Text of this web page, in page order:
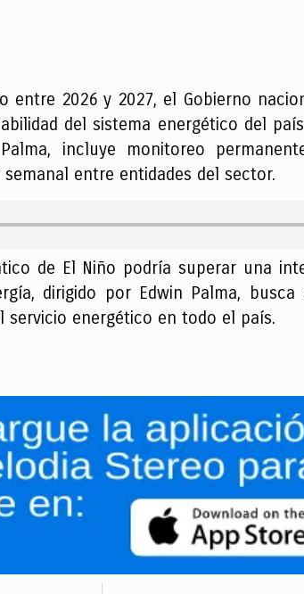
entre 2026 y 2027, el Gobierno
del sistema energético del
incluye monitoreo
entre entidades del sector.
de El Niño podría superar una
dirigido por Edwin Palma,
servicio energético en todo el país.